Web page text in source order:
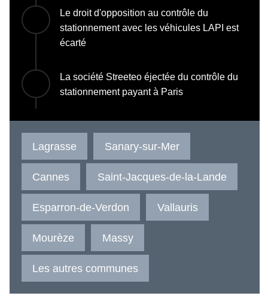
Le droit d'opposition au contrôle du
stationnement avec les véhicules LAPI est
écarté
La société Streeteo éjectée du contrôle du
stationnement payant à Paris
Lagrasse Sanary-sur-Mer
Cannes Saint-Jacques-de-la-Lande
Esparron-de-Verdon Vallauris
Mourèze Massy
Les autres communes